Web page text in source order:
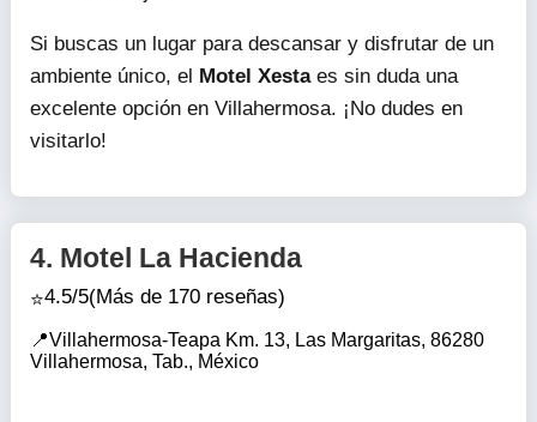
Si buscas un lugar para descansar y disfrutar de un
ambiente único, el
Motel Xestaes sin duda una
excelente opción en Villahermosa. ¡No dudes en
visitarlo!
4. Motel La Hacienda
4.5/5(Más de 170 reseñas)
Villahermosa-Teapa Km. 13, Las Margaritas, 86280
Villahermosa, Tab., México